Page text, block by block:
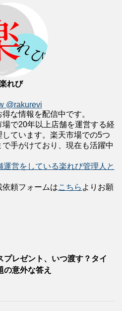
れび
@rakurevi
な情報を配信中です。
で20年以上店舗を運営する経
ています。楽天市場での5つ
手がけており、現在も活躍中
運営をしている楽れび管理人と
頼フォームはこちら よりお願
プレゼント、いつ渡す？タイ
の意外な答え